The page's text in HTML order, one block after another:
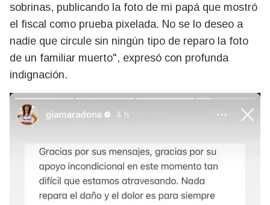
sobrinas, publicando la foto de mi papá que mostró
el fiscal como prueba pixelada. No se lo deseo a
nadie que circule sin ningún tipo de reparo la foto
de un familiar muerto", expresó con profunda
indignación.